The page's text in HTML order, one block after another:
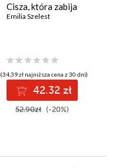
Cisza, która zabija
Emilia Szelest
(34,39 zł najniższa cena z 30 dni)
42.32 zł
52.90zł (-20%)